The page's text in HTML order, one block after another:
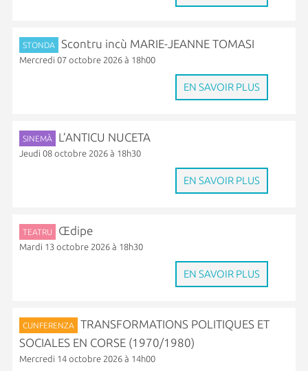
STONDA Scontru incù MARIE-JEANNE TOMASI
Mercredi 07 octobre 2026 à 18h00
EN SAVOIR PLUS
SINEMÀ L’ANTICU NUCETA
Jeudi 08 octobre 2026 à 18h30
EN SAVOIR PLUS
TEATRU Œdipe
Mardi 13 octobre 2026 à 18h30
EN SAVOIR PLUS
CUNFERENZA
TRANSFORMATIONS POLITIQUES ET
SOCIALES EN CORSE (1970/1980)
Mercredi 14 octobre 2026 à 14h00